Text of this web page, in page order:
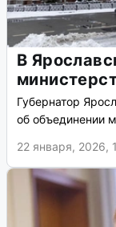
В
Губернатор
об объединении
22 января, 2026,